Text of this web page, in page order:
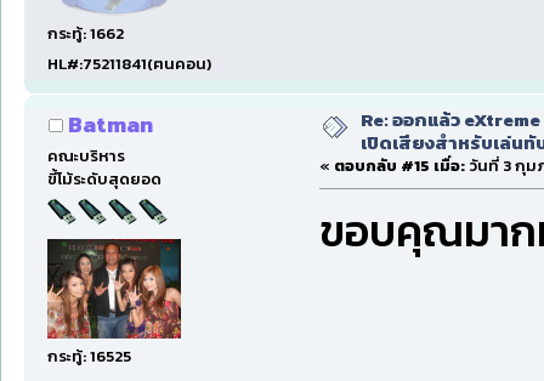
กระทู้: 1662
HL#:75211841(ฅนคอน)
Batman
คณะบริหาร
ขี้โม้ระดับสุดยอด
กระทู้: 16525
Re: ออกแล้ว
เปิดเสียงสำหรับเล่น
« ตอบกลับ #15 เมื่อ: วันที่ 3 กุม
ขอบคุณมาก